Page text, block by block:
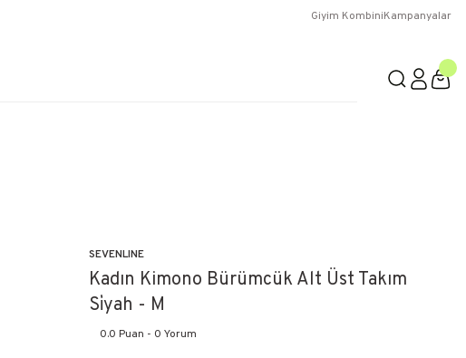
Giyim KombiniKampanyalar
SEVENLINE
Kadın Kimono Bürümcük Alt Üst Takım
Si̇yah - M
0.0 Puan - 0 Yorum